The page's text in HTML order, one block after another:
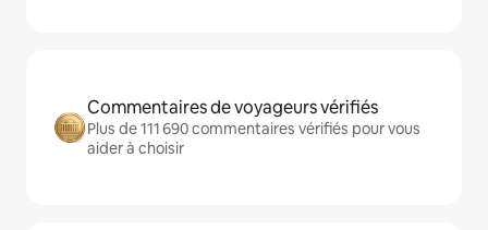
Commentaires de voyageurs vérifiés
Plus de 111 690 commentaires vérifiés pour vous
aider à choisir